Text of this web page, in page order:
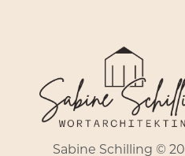
Sabine Schilling ©